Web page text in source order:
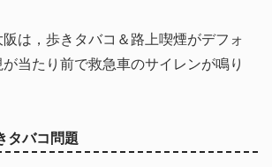
は，歩きタバコ＆路上喫煙がデフォ
当たり前で救急車のサイレンが鳴り
タバコ問題